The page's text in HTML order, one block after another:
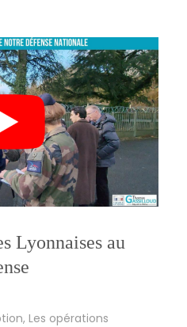
Lyonnaises au
,Les opérations